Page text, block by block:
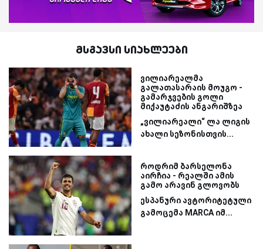
მსგავსი სიახლეები
ვილიარეალმა
გალათასარაის მოუგო -
გამარჯვების გოლი
მიქაუტაძის ანგარიშზეა
„ვილიარეალი“ ლა ლიგის
ახალი სეზონისთვის...
როდრიმ ბარსელონა
აირჩია - რეალში ამის
გამო არავინ გლოვობს
ესპანური ავტორიტეტული
გამოცემა MARCA იმ...